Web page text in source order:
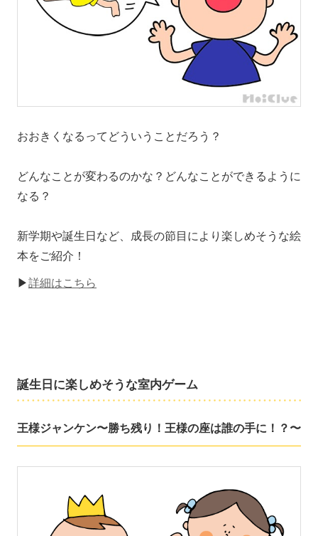
おおきくなるってどういうことだろう？
どんなことが変わるのかな？どんなことができるように
なる？
新学期や誕生日など、成長の節目により楽しめそうな絵
本をご紹介！
▶詳細はこちら
誕生日に楽しめそうな室内ゲーム
王様ジャンケン〜勝ち残り！王様の座は誰の手に！？〜